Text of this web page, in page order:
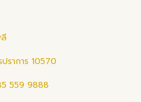
ราการ 10570
559 9888